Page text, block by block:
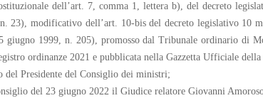
dell’art. 7, comma 1, lettera b), del decreto
23), modificativo dell’art. 10-bis del decreto legislativo
giugno 1999, n. 205), promosso dal Tribunale ordinario di
ordinanze 2021 e pubblicata nella Gazzetta Ufficiale
del Presidente del Consiglio dei ministri;
del 23 giugno 2022 il Giudice relatore Giovanni